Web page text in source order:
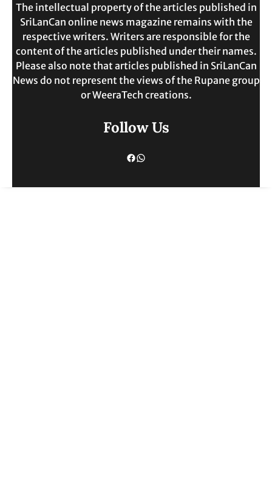
The intellectual property of the articles published in
SriLanCan online news magazine remains with the
respective writers. Writers are responsible for the
content of the articles published under their names.
Please also note that articles published in SriLanCan
News do not represent the views of the Rupane group
or WeeraTech creations.
Follow Us
Facebook
WhatsApp